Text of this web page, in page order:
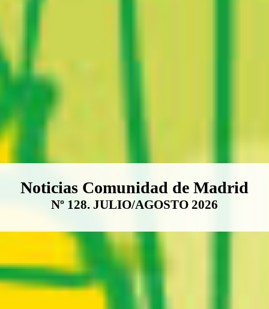
Boletín Noticias Comunidad de
Noticias Comunidad de Madrid
Nº 128. JULIO/AGOSTO 2026